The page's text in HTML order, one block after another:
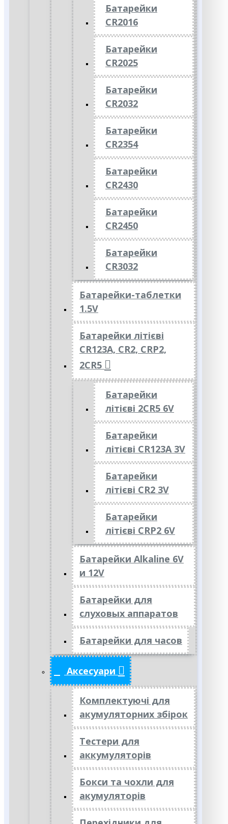
Батарейки
CR2016
Батарейки
CR2025
Батарейки
CR2032
Батарейки
CR2354
Батарейки
CR2430
Батарейки
CR2450
Батарейки
CR3032
Батарейки-таблетки
1.5V
Батарейки літієві
CR123A, CR2, CRP2,
2CR5
Батарейки
літієві 2CR5 6V
Батарейки
літієві CR123A 3V
Батарейки
літієві CR2 3V
Батарейки
літієві CRP2 6V
Батарейки Alkaline 6V
и 12V
Батарейки для
слуховых аппаратов
Батарейки для часов
Аксесуари
Комплектуючі для
акумуляторних збірок
Тестери для
аккумуляторів
Бокси та чохли для
акумуляторів